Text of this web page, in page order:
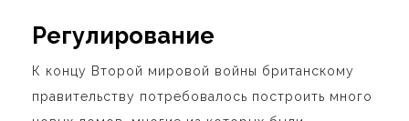
Регулирование
К концу Второй мировой войны британскому
правительству потребовалось построить много